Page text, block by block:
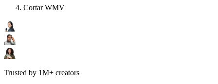
Cortar WMV
Trusted by 1M+ creators